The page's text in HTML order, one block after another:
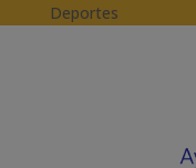
Skip to content
Deportes